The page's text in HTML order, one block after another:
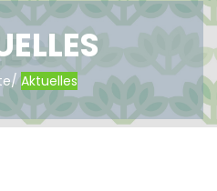
/Aktuelles